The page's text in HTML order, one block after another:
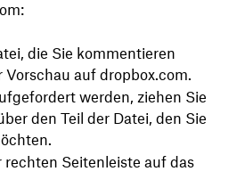
die Sie kommentieren
Vorschau auf dropbox.com.
werden, ziehen Sie
den Teil der Datei, den Sie
rechten Seitenleiste auf das